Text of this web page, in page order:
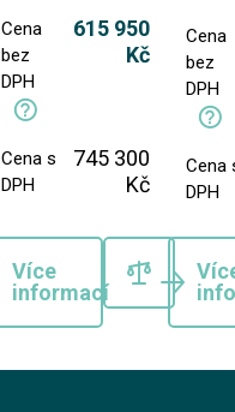
Cena
bez
DPH
615 950
Kč
Cena s
DPH
745 300
Kč
Více
informací
Cena
bez
DPH
Cena
DPH